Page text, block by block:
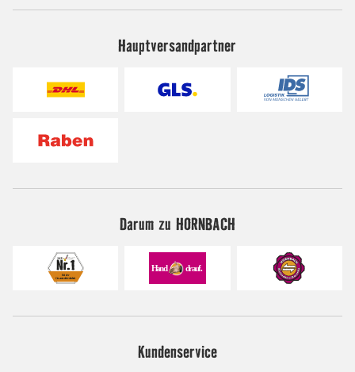
Hauptversandpartner
Darum zu HORNBACH
Kundenservice